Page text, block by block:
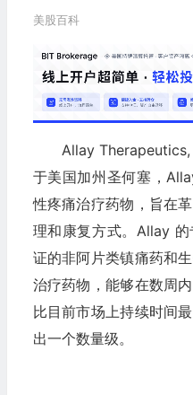
美股百科
Allay
于美国加州圣何塞，
性疼痛治疗药物，旨在
理和康复方式。Allay
证的非阿片类镇痛药和
治疗药物，能够在数周
比目前市场上持续时间
出一个数量级。